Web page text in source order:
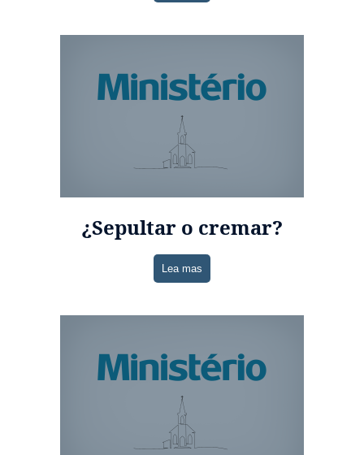
¿Sepultar o cremar?
Lea mas